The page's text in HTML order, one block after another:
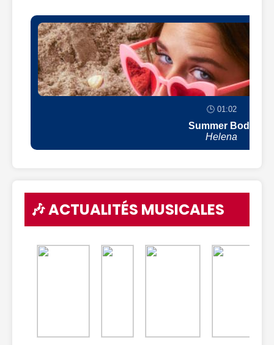
🕒 01:02
Summer Body
Helena
🎶 ACTUALITÉS MUSICALES